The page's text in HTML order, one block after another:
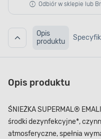
Odbiór w sklepie lub
Opis
produktu
Opis produktu
ŚNIEŻKA SUPERMAL®
środki dezynfekcyjne*,
atmosferyczne, spełnia